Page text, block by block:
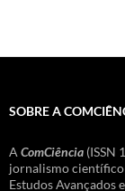
SOBRE A
A ComCiência (ISSN
jornalismo
Estudos Avançados